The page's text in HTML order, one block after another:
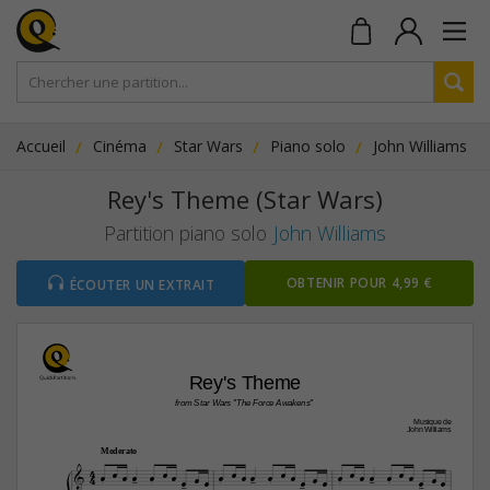
Accueil Cinéma Star Wars Piano solo John Williams
Rey's Theme (Star Wars)
Partition piano solo John Williams
ÉCOUTER UN EXTRAIT OBTENIR POUR 4,99 €
Rey's Theme
Musique de
John Williams
Moderato
4
4
         
from Star Wars "The Force Awakens"
              